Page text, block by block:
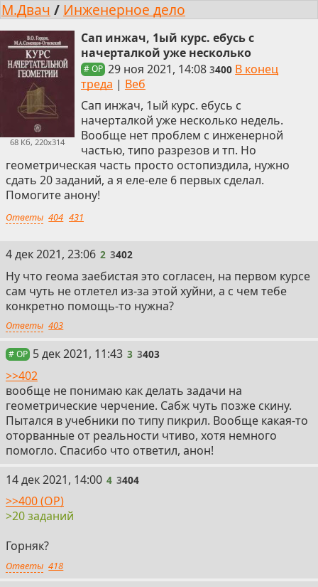
М.Двач / Инженерное дело
68 Кб, 220x314
Сап инжач, 1ый курс. ебусь с
начерталкой уже несколько
# OP 29 ноя 2021, 14:08 3400 В конец
треда | Веб
Сап инжач, 1ый курс. ебусь с
начерталкой уже несколько недель.
Вообще нет проблем с инженерной
частью, типо разрезов и тп. Но
геометрическая часть просто остопиздила, нужно
сдать 20 заданий, а я еле-еле 6 первых сделал.
Помогите анону!
Ответы 404 431
2
4 дек 2021, 23:06 2 3402
Ну что геома заебистая это согласен, на первом курсе
сам чуть не отлетел из-за этой хуйни, а с чем тебе
конкретно помощь-то нужна?
Ответы 403
# OP 3
5 дек 2021, 11:43 3 3403
>>402
вообще не понимаю как делать задачи на
геометрические черчение. Сабж чуть позже скину.
Пытался в учебники по типу пикрил. Вообще какая-то
оторванные от реальности чтиво, хотя немного
помогло. Спасибо что ответил, анон!
4
14 дек 2021, 14:00 4 3404
>>400 (OP)
>20 заданий
Горняк?
Ответы 418